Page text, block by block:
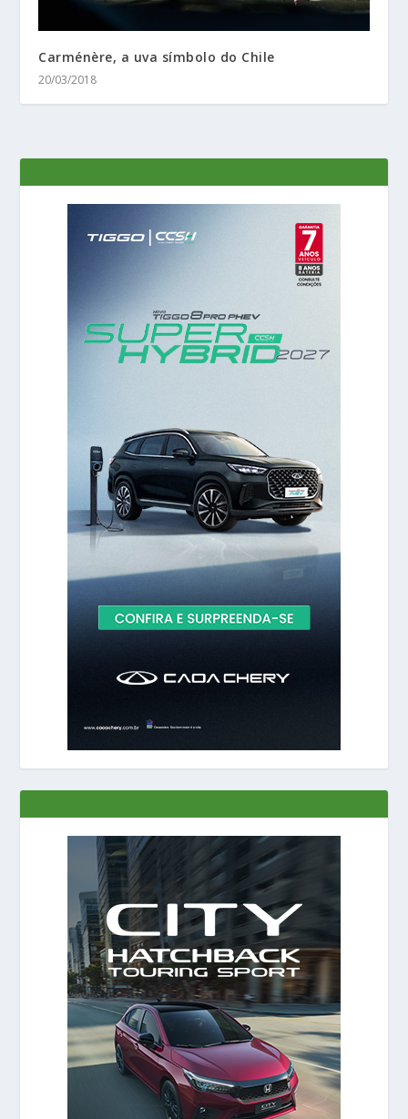
Carménère, a uva símbolo do Chile
20/03/2018